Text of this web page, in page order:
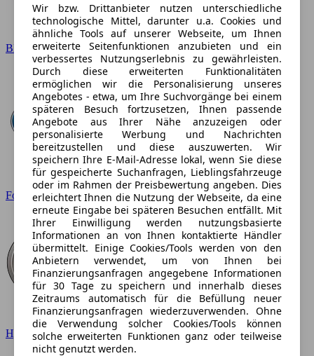
BMW
Ford
Hyundai
Wir bzw. Drittanbieter nutzen unterschiedliche
technologische Mittel, darunter u.a. Cookies und
ähnliche Tools auf unserer Webseite, um Ihnen
erweiterte Seitenfunktionen anzubieten und ein
verbessertes Nutzungserlebnis zu gewährleisten.
Durch diese erweiterten Funktionalitäten
ermöglichen wir die Personalisierung unseres
Angebotes - etwa, um Ihre Suchvorgänge bei einem
späteren Besuch fortzusetzen, Ihnen passende
Angebote aus Ihrer Nähe anzuzeigen oder
personalisierte Werbung und Nachrichten
bereitzustellen und diese auszuwerten. Wir
speichern Ihre E-Mail-Adresse lokal, wenn Sie diese
für gespeicherte Suchanfragen, Lieblingsfahrzeuge
oder im Rahmen der Preisbewertung angeben. Dies
erleichtert Ihnen die Nutzung der Webseite, da eine
erneute Eingabe bei späteren Besuchen entfällt. Mit
Ihrer Einwilligung werden nutzungsbasierte
Informationen an von Ihnen kontaktierte Händler
übermittelt. Einige Cookies/Tools werden von den
Anbietern verwendet, um von Ihnen bei
Finanzierungsanfragen angegebene Informationen
für 30 Tage zu speichern und innerhalb dieses
Zeitraums automatisch für die Befüllung neuer
Finanzierungsanfragen wiederzuverwenden. Ohne
die Verwendung solcher Cookies/Tools können
solche erweiterten Funktionen ganz oder teilweise
nicht genutzt werden.